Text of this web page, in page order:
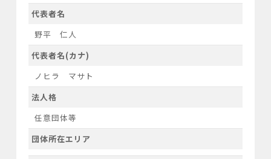
代表者名
野平 仁人
代表者名(カナ)
ノヒラ マサト
法人格
任意団体等
団体所在エリア